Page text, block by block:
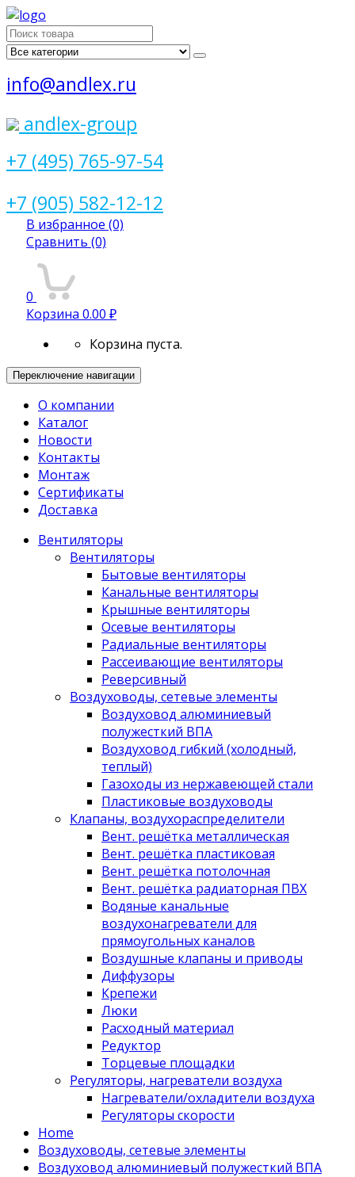
Поиск
для:
info@andlex.ru
andlex-group
+7 (495) 765-97-54
+7 (905) 582-12-12
В избранное (0)
Сравнить (0)
0
Корзина 0.00 ₽
Корзина пуста.
Переключение навигации
О компании
Каталог
Новости
Контакты
Монтаж
Сертификаты
Доставка
Вентиляторы
Вентиляторы
Бытовые вентиляторы
Канальные вентиляторы
Крышные вентиляторы
Осевые вентиляторы
Радиальные вентиляторы
Рассеивающие вентиляторы
Реверсивный
Воздуховоды, сетевые элементы
Воздуховод алюминиевый
полужесткий ВПА
Воздуховод гибкий (холодный,
теплый)
Газоходы из нержавеющей стали
Пластиковые воздуховоды
Клапаны, воздухораспределители
Вент. решётка металлическая
Вент. решётка пластиковая
Вент. решётка потолочная
Вент. решётка радиаторная ПВХ
Водяные канальные
воздухонагреватели для
прямоугольных каналов
Воздушные клапаны и приводы
Диффузоры
Крепежи
Люки
Расходный материал
Редуктор
Торцевые площадки
Регуляторы, нагреватели воздуха
Нагреватели/охладители воздуха
Регуляторы скорости
Home
Воздуховоды, сетевые элементы
Воздуховод алюминиевый полужесткий ВПА